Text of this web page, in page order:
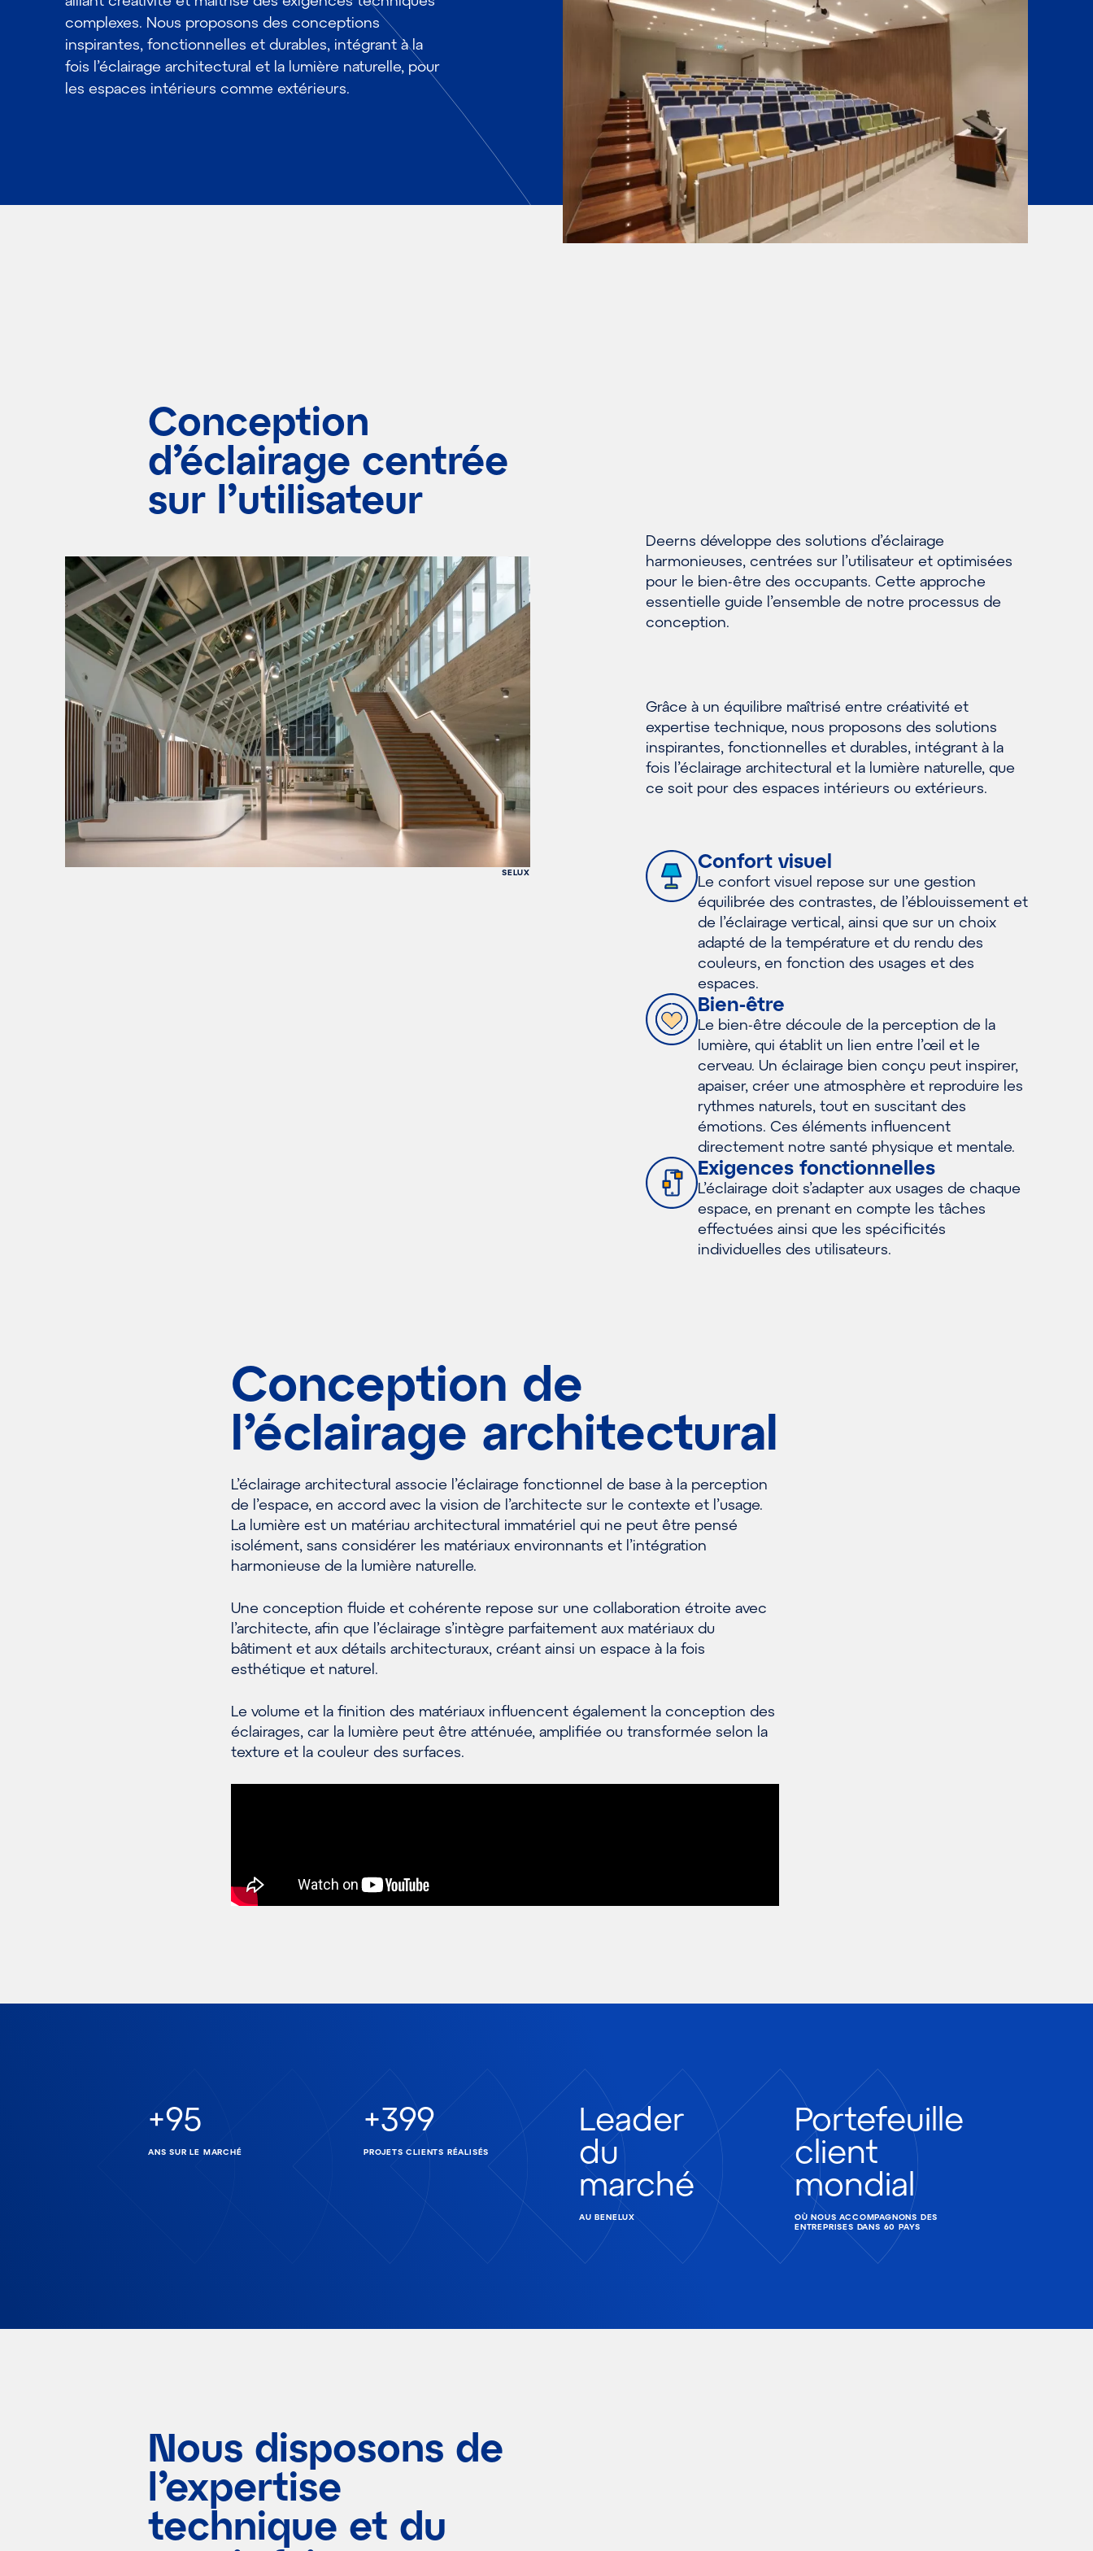
complexes. Nous proposons des conceptions
inspirantes, fonctionnelles et durables, intégrant à la
fois l’éclairage architectural et la lumière naturelle, pour
les espaces intérieurs comme extérieurs.
Conception
d’éclairage centrée
sur l’utilisateur
SELUX
Deerns développe des solutions d’éclairage
harmonieuses, centrées sur l’utilisateur et optimisées
pour le bien-être des occupants. Cette approche
essentielle guide l’ensemble de notre processus de
conception.
Grâce à un équilibre maîtrisé entre créativité et
expertise technique, nous proposons des solutions
inspirantes, fonctionnelles et durables, intégrant à la
fois l’éclairage architectural et la lumière naturelle, que
ce soit pour des espaces intérieurs ou extérieurs.
Confort visuel
Le confort visuel repose sur une gestion
équilibrée des contrastes, de l’éblouissement et
de l’éclairage vertical, ainsi que sur un choix
adapté de la température et du rendu des
couleurs, en fonction des usages et des
espaces.
Bien-être
Le bien-être découle de la perception de la
lumière, qui établit un lien entre l’œil et le
cerveau. Un éclairage bien conçu peut inspirer,
apaiser, créer une atmosphère et reproduire les
rythmes naturels, tout en suscitant des
émotions. Ces éléments influencent
directement notre santé physique et mentale.
Exigences fonctionnelles
L’éclairage doit s’adapter aux usages de chaque
espace, en prenant en compte les tâches
effectuées ainsi que les spécificités
individuelles des utilisateurs.
Conception de
l’éclairage architectural
L’éclairage architectural associe l’éclairage fonctionnel de base à la perception
de l’espace, en accord avec la vision de l’architecte sur le contexte et l’usage.
La lumière est un matériau architectural immatériel qui ne peut être pensé
isolément, sans considérer les matériaux environnants et l’intégration
harmonieuse de la lumière naturelle.
Une conception fluide et cohérente repose sur une collaboration étroite avec
l’architecte, afin que l’éclairage s’intègre parfaitement aux matériaux du
bâtiment et aux détails architecturaux, créant ainsi un espace à la fois
esthétique et naturel.
Le volume et la finition des matériaux influencent également la conception des
éclairages, car la lumière peut être atténuée, amplifiée ou transformée selon la
texture et la couleur des surfaces.
+95
ANS SUR LE MARCHÉ
+400
PROJETS CLIENTS RÉALISÉS
Leader
du
marché
AU BENELUX
Portefeuille
client
mondial
OÙ NOUS ACCOMPAGNONS DES
ENTREPRISES DANS 60 PAYS
Nous disposons de
l’expertise
technique et du